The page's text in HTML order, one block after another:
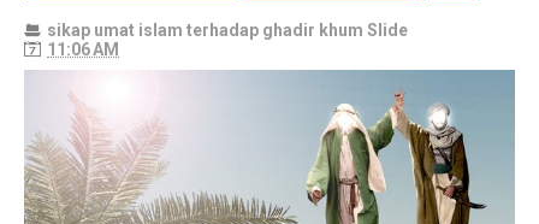
sikap umat islam terhadap ghadir khum Slide
11:06 AM